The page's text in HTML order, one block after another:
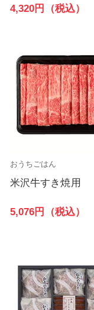
4,320円（税込）
おうちごはん
米沢牛すき焼用
5,076円（税込）